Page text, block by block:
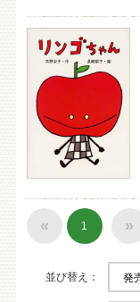
« 1 »
並び替え